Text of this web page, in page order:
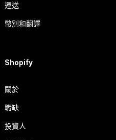
運送
幣別和翻譯
Shopify
關於
職缺
投資人